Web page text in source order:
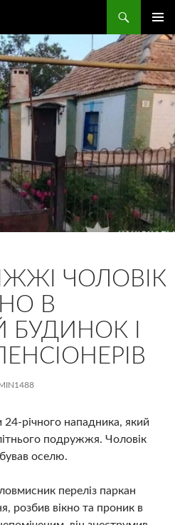
МЕНЮ
ЧОЛОВІК
В
БУДИНОК І
річного нападника, який
подружжя. Чоловік
оселю.
переліз паркан
розбив вікно та проник в